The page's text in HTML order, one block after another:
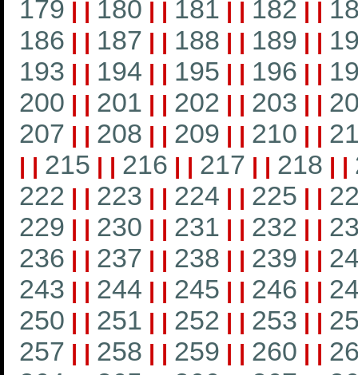
179 | | 180 | | 181 | | 182 | |
186 | | 187 | | 188 | | 189 | |
193 | | 194 | | 195 | | 196 | |
200 | | 201 | | 202 | | 203 | |
207 | | 208 | | 209 | | 210 | |
| | 215 | | 216 | | 217 | | 218 | |
222 | | 223 | | 224 | | 225 | |
229 | | 230 | | 231 | | 232 | |
236 | | 237 | | 238 | | 239 | |
243 | | 244 | | 245 | | 246 | |
250 | | 251 | | 252 | | 253 | |
257 | | 258 | | 259 | | 260 | |